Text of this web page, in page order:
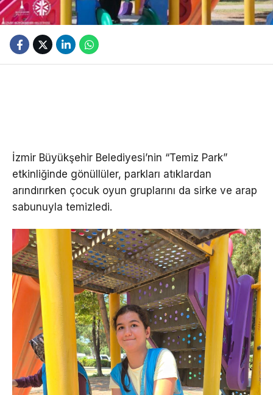
İzmir Büyükşehir Belediyesi’nin “Temiz Park”
etkinliğinde gönüllüler, parkları atıklardan
arındırırken çocuk oyun gruplarını da sirke ve arap
sabunuyla temizledi.